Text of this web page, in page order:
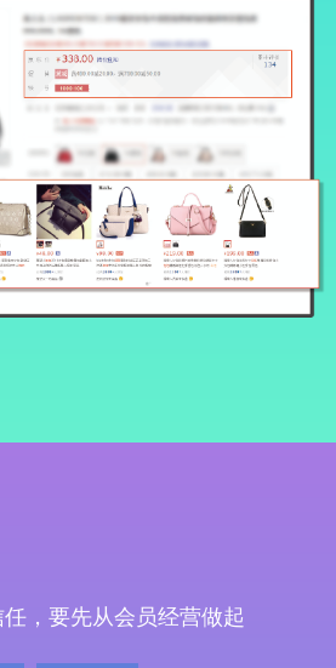
，要先从会员经营做起